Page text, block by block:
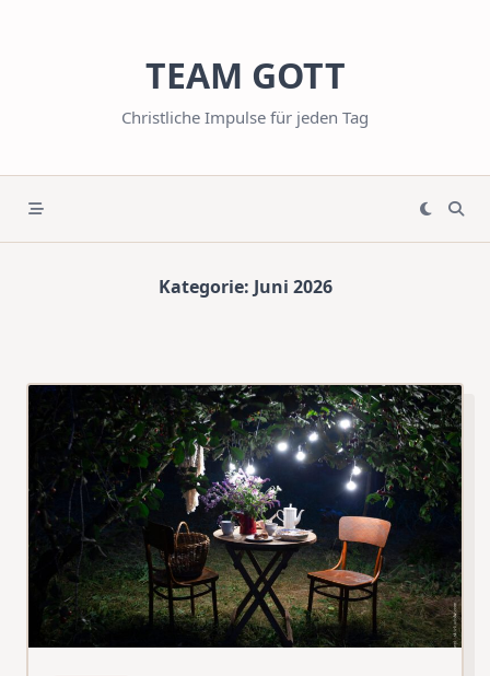
TEAM GOTT
Christliche Impulse für jeden Tag
Kategorie: Juni 2026